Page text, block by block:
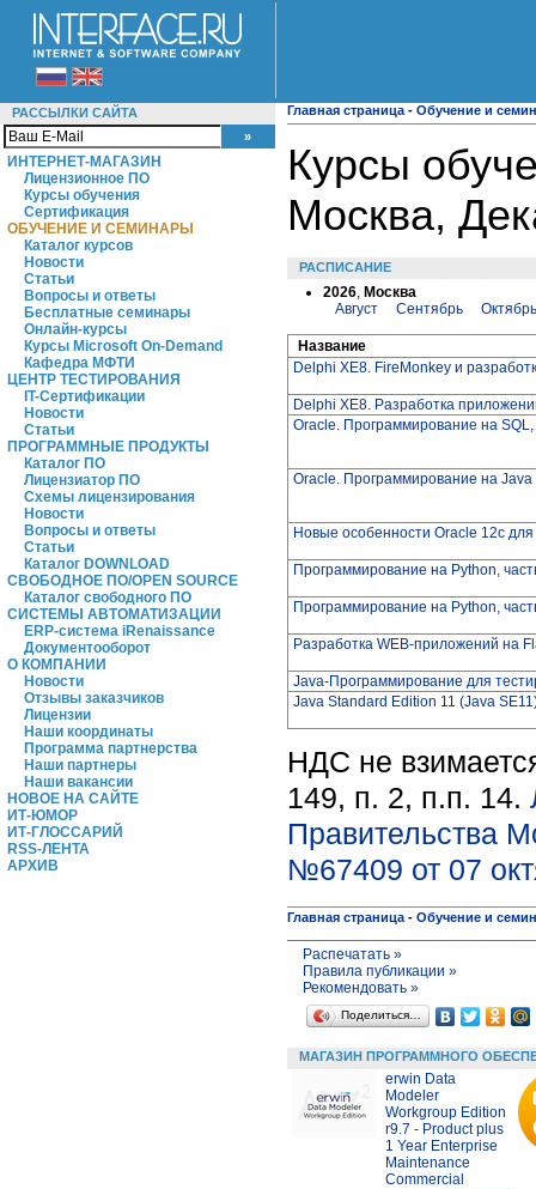
РАССЫЛКИ САЙТА
ИНТЕРНЕТ-МАГАЗИН
Лицензионное ПО
Курсы обучения
Сертификация
ОБУЧЕНИЕ И СЕМИНАРЫ
Каталог курсов
Новости
Статьи
Вопросы и ответы
Бесплатные семинары
Онлайн-курсы
Курсы Microsoft On-Demand
Кафедра МФТИ
ЦЕНТР ТЕСТИРОВАНИЯ
IT-Сертификации
Новости
Статьи
ПРОГРАММНЫЕ ПРОДУКТЫ
Каталог ПО
Лицензиатор ПО
Схемы лицензирования
Новости
Вопросы и ответы
Статьи
Каталог DOWNLOAD
СВОБОДНОЕ ПО/OPEN SOURCE
Каталог свободного ПО
СИСТЕМЫ АВТОМАТИЗАЦИИ
ERP-система iRenaissance
Документооборот
О КОМПАНИИ
Новости
Отзывы заказчиков
Лицензии
Наши координаты
Программа партнерства
Наши партнеры
Наши вакансии
НОВОЕ НА САЙТЕ
ИТ-ЮМОР
ИТ-ГЛОССАРИЙ
RSS-ЛЕНТА
АРХИВ
Главная страница - Обучение и
Курсы
Москва,
РАСПИСАНИЕ
2026 Москва
Август
Сентябрь Октябрь
Название
Delphi XE8. FireMonkey и
Delphi XE8. Разработка
Oracle. Программирование на
Oracle. Программирование на Java
Новые особенности Oracle 12c
Программирование на Python,
Программирование на Python,
Разработка WEB-приложений на
Java-Программирование для
Java Standard Edition 11 (Java
НДС не
149, п. 2, п.п. 14.
Правительства
№67409 от 07
Главная страница - Обучение и
Распечатать »
Правила публикации »
Рекомендовать »
Поделиться…
МАГАЗИН ПРОГРАММНОГО
erwin Data
Modeler
Workgroup Edition
r9.7 - Product plus
1 Year Enterprise
Maintenance
Commercial